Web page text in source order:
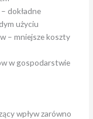
dokładne
użyciu
– mniejsze koszty
w gospodarstwie
wpływ zarówno